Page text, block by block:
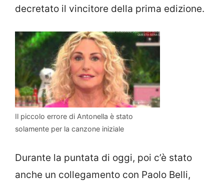
decretato il vincitore della prima edizione.
Il piccolo errore di Antonella è stato
solamente per la canzone iniziale
Durante la puntata di oggi, poi c’è stato
anche un collegamento con Paolo Belli,